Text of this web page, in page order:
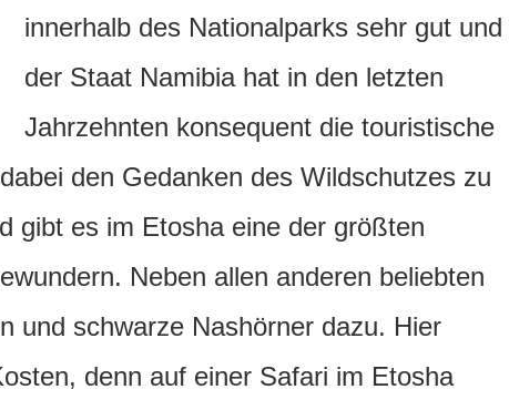
innerhalb des Nationalparks sehr gut und
der Staat Namibia hat in den letzten
Jahrzehnten konsequent die touristische
den Gedanken des Wildschutzes zu
gibt es im Etosha eine der größten
Neben allen anderen beliebten
und schwarze Nashörner dazu. Hier
denn auf einer Safari im Etosha